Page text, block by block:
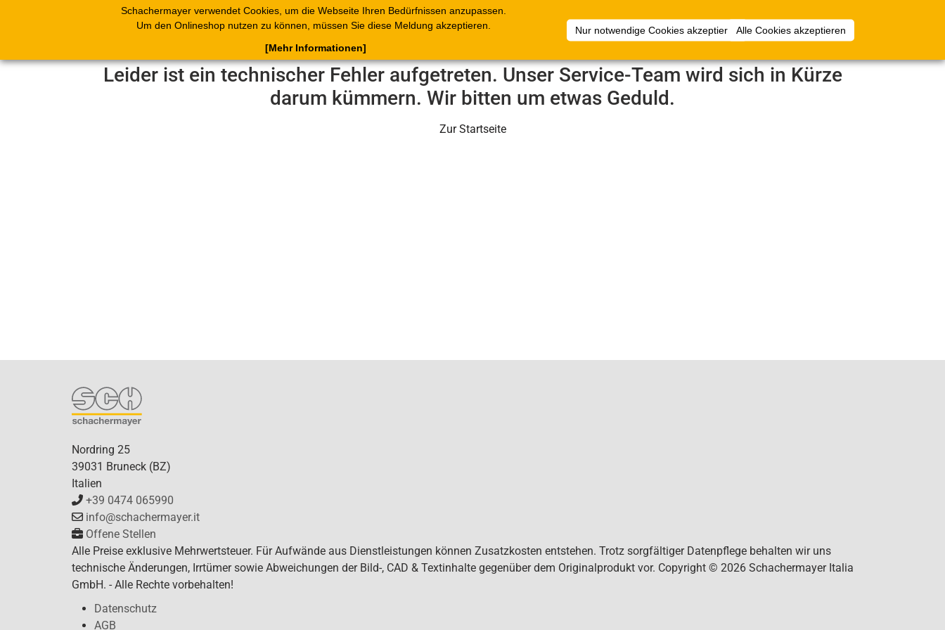
Schachermayer verwendet Cookies, um die Webseite Ihren Bedürfnissen anzupassen.
Um den Onlineshop nutzen zu können, müssen Sie diese Meldung akzeptieren.
Nur notwendige Cookies akzeptierenAlle Cookies akzeptieren
[Mehr Informationen]
Produkte Blätterkataloge Belege C.Online Unternehmen Artikelsammlungen Mehr Anmelden
Leider ist ein technischer Fehler aufgetreten. Unser Service-Team wird sich in Kürze
darum kümmern. Wir bitten um etwas Geduld.
Zur Startseite
Nordring 25
39031 Bruneck (BZ)
Italien
+39 0474 065990
info@schachermayer.it
Offene Stellen
Alle Preise exklusive Mehrwertsteuer. Für Aufwände aus Dienstleistungen können Zusatzkosten entstehen. Trotz sorgfältiger Datenpflege behalten wir uns
technische Änderungen, Irrtümer sowie Abweichungen der Bild-, CAD & Textinhalte gegenüber dem Originalprodukt vor. Copyright © 2026 Schachermayer Italia
GmbH. - Alle Rechte vorbehalten!
Datenschutz
AGB